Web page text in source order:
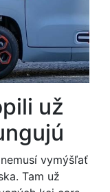
už
vymýšľať
Tam už